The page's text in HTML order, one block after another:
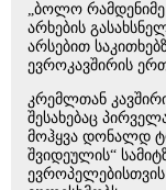
„ბოლო რამდენიმე
არხების
არსებით
ევროკავშირის
კრემლთან
შესახებაც
მოჰყვა დონალდ
შვიდეულის“